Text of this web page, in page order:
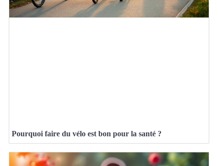
Pourquoi faire du vélo est bon pour la santé ?